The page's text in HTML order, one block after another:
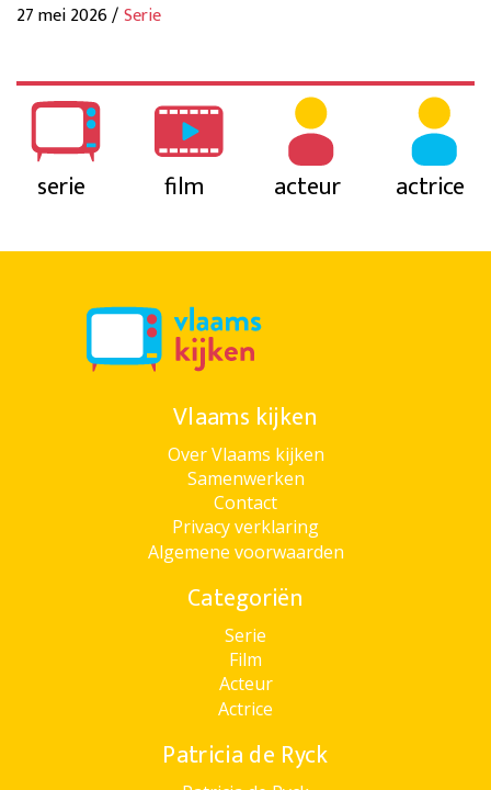
27 mei 2026 /Serie
serie film acteur actrice
Vlaams kijken
Over Vlaams kijken
Samenwerken
Contact
Privacy verklaring
Algemene voorwaarden
Categoriën
Serie
Film
Acteur
Actrice
Patricia de Ryck